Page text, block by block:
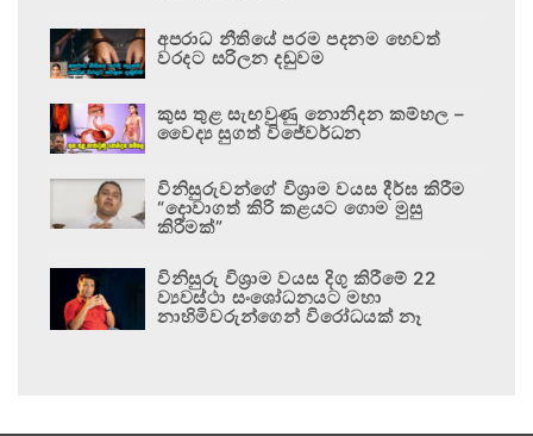
අපරාධ නීතියේ පරම පදනම හෙවත්
වරදට සරිලන දඬුවම
කුස තුළ සැඟවුණු නොනිදන කම්හල –
වෛද්‍ය සුගත් විජේවර්ධන
විනිසුරුවන්ගේ විශ්‍රාම වයස දීර්ඝ කිරීම
“දොවාගත් කිරි කළයට ගොම මුසු
කිරීමක්”
විනිසුරු විශ්‍රාම වයස දිගු කිරීමේ 22
ව්‍යවස්ථා සංශෝධනයට මහා
නාහිමිවරුන්ගෙන් විරෝධයක් නෑ